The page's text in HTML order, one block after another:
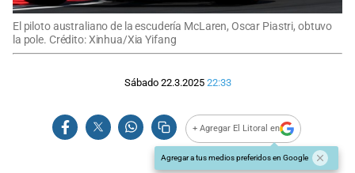
El piloto australiano de la escudería McLaren, Oscar Piastri, obtuvo
la pole. Crédito: Xinhua/Xia Yifang
Sábado 22.3.2025 22:33
+ Agregar El Litoral en
Agregar a tus medios preferidos en Google